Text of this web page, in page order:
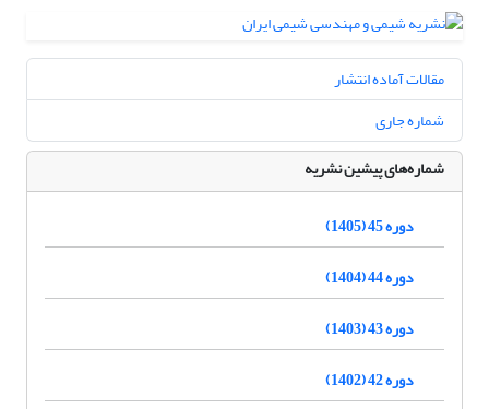
مقالات آماده انتشار
شماره جاری
شماره‌های پیشین نشریه
دوره 45 (1405)
دوره 44 (1404)
دوره 43 (1403)
دوره 42 (1402)